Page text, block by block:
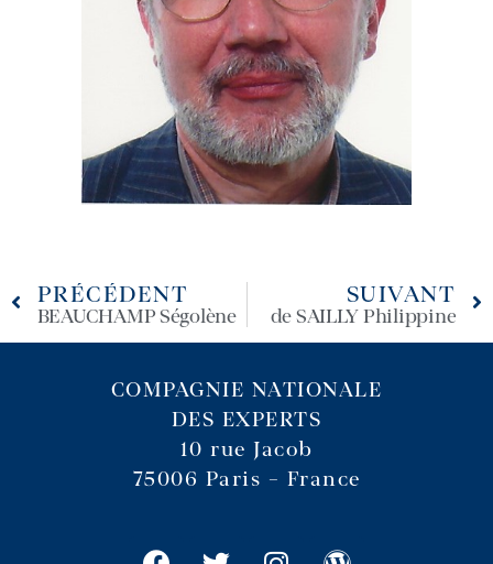
PRÉCÉDENT
BEAUCHAMP Ségolène
SUIVANT
de SAILLY Philippine
COMPAGNIE NATIONALE
DES EXPERTS
10 rue Jacob
75006 Paris – France